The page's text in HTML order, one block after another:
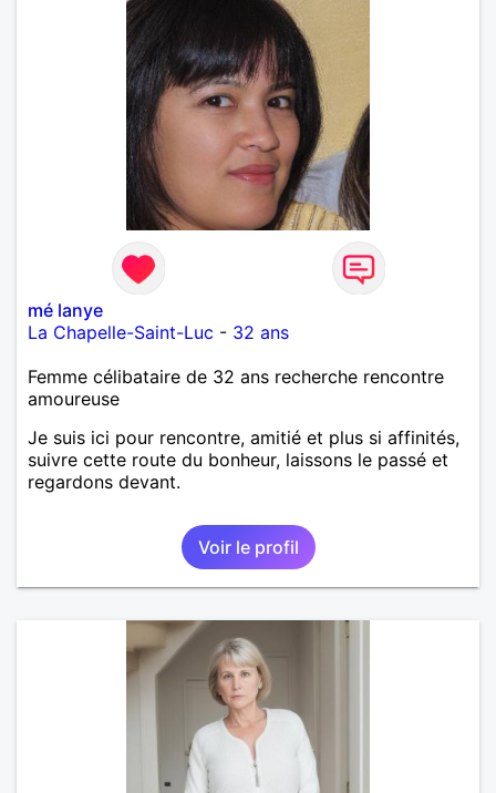
mé lanye
La Chapelle-Saint-Luc - 32 ans
Femme célibataire de 32 ans recherche rencontre
amoureuse
Je suis ici pour rencontre, amitié et plus si affinités,
suivre cette route du bonheur, laissons le passé et
regardons devant.
Voir le profil